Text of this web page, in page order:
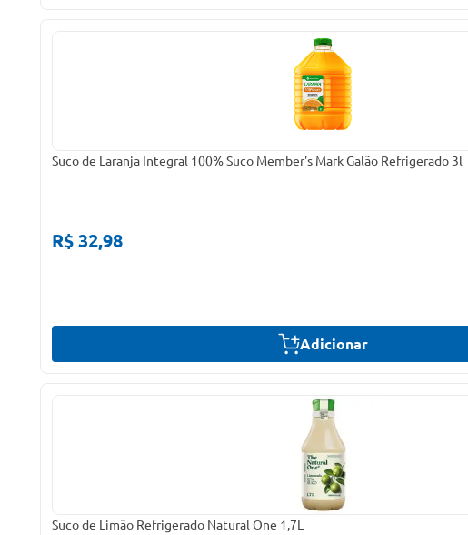
Suco de Laranja Integral 100% Suco Member's Mark Galão Refrigerado 3l
R$ 32,98
Adicionar
Suco de Limão Refrigerado Natural One 1,7L